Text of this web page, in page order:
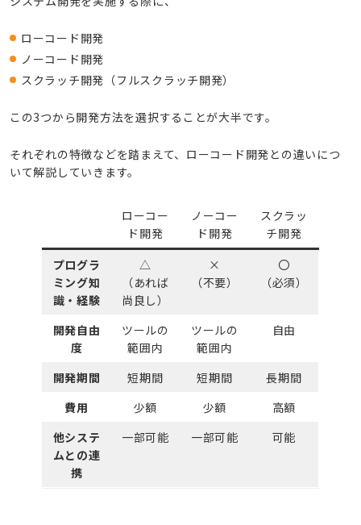
ローコード開発
ノーコード開発
スクラッチ開発（フルスクラッチ開発）
この3つから開発方法を選択することが大半です。
それぞれの特徴などを踏まえて、ローコード開発との違いにつ
いて解説していきます。
ローコー
ド開発
ノーコー
ド開発
スクラッ
チ開発
プログラ
ミング知
識・経験
△
（あれば
尚良し）
×
（不要）
〇
（必須）
開発自由
度
ツールの
範囲内
ツールの
範囲内
自由
開発期間 短期間 短期間
長期間
費用
少額 少額
高額
他システ
ムとの連
携
一部可能 一部可能 可能